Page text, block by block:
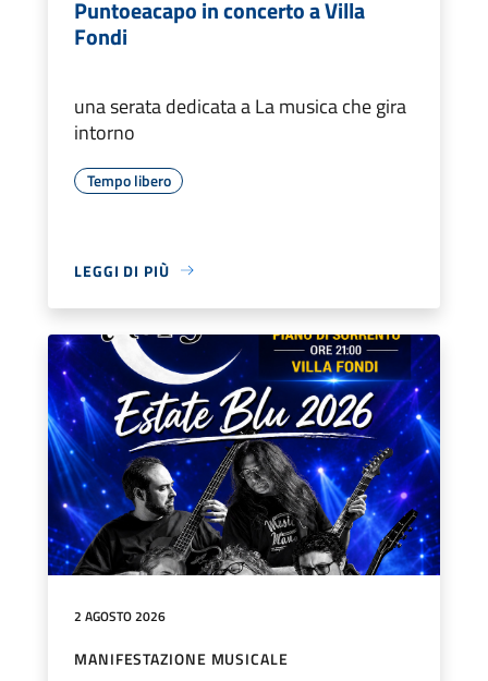
Puntoeacapo in concerto a Villa
Fondi
una serata dedicata a La musica che gira
intorno
Tempo libero
LEGGI DI PIÙ
2 AGOSTO 2026
MANIFESTAZIONE MUSICALE